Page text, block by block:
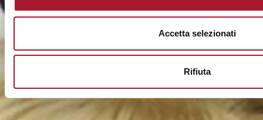
Accetta selezionati
Rifiuta